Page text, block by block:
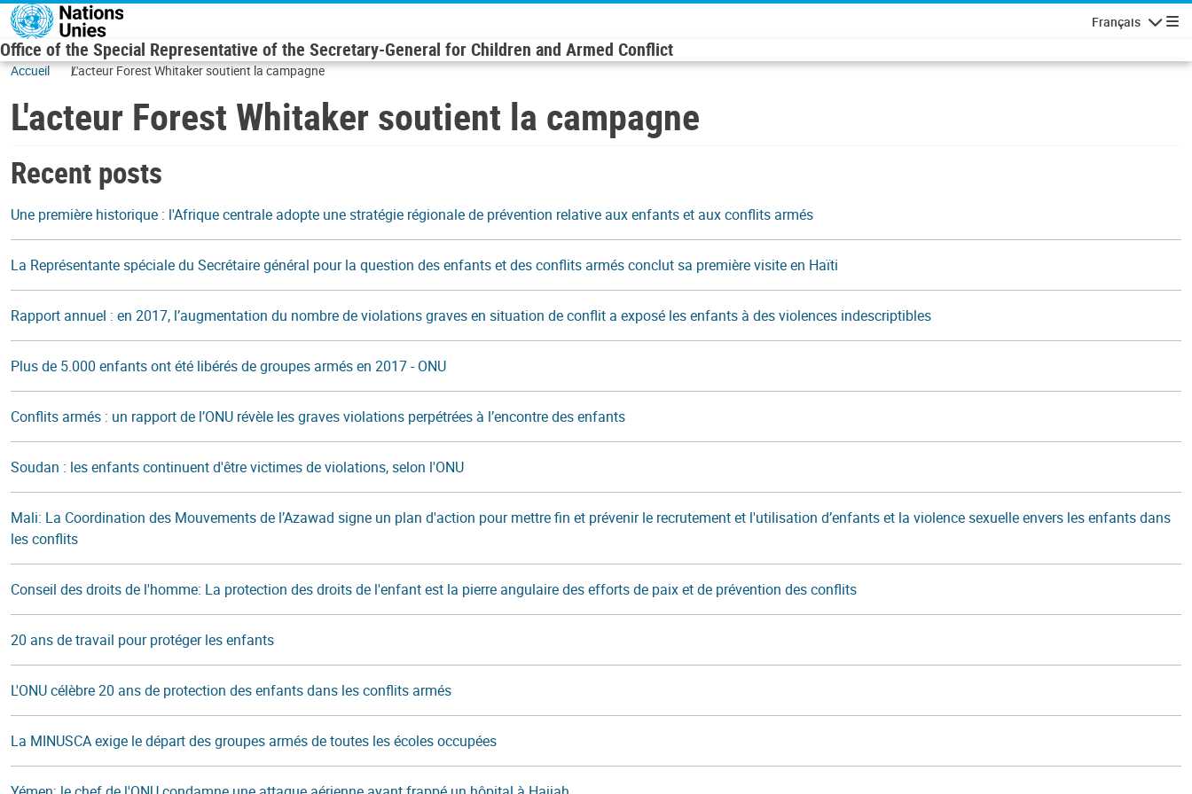
Skip to main content
Français
Office of the Special Representative of the Secretary-General for Children and Armed Conflict
Accueil L'acteur Forest Whitaker soutient la campagne
L'acteur Forest Whitaker soutient la campagne
Recent posts
Une première historique : l'Afrique centrale adopte une stratégie régionale de prévention relative aux enfants et aux conflits armés
La Représentante spéciale du Secrétaire général pour la question des enfants et des conflits armés conclut sa première visite en Haïti
Rapport annuel : en 2017, l’augmentation du nombre de violations graves en situation de conflit a exposé les enfants à des violences indescriptibles
Plus de 5.000 enfants ont été libérés de groupes armés en 2017 - ONU
Conflits armés : un rapport de l’ONU révèle les graves violations perpétrées à l’encontre des enfants
Soudan : les enfants continuent d'être victimes de violations, selon l'ONU
Mali: La Coordination des Mouvements de l’Azawad signe un plan d'action pour mettre fin et prévenir le recrutement et l'utilisation d’enfants et la violence sexuelle envers les enfants dans
les conflits
Conseil des droits de l'homme: La protection des droits de l'enfant est la pierre angulaire des efforts de paix et de prévention des conflits
20 ans de travail pour protéger les enfants
L'ONU célèbre 20 ans de protection des enfants dans les conflits armés
La MINUSCA exige le départ des groupes armés de toutes les écoles occupées